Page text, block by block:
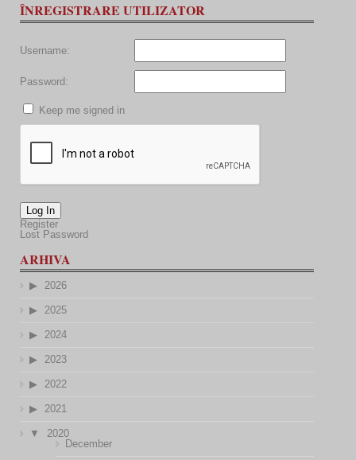
ÎNREGISTRARE UTILIZATOR
Username:
Password:
Keep me signed in
Log In
Register
Lost Password
ARHIVA
2026
2025
2024
2023
2022
2021
2020
December